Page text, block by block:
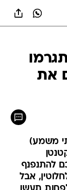
את
משמע)
להתנפנף
אבל